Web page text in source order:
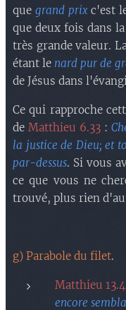
que grand prixc'est
que deux fois dans
très grande valeur.
étant le nard pur de
de Jésus dans
Ce qui rapproche
de Matthieu 6.33:
la justice de Dieu; et
par-dessus. Si vous
ce que vous ne
trouvé, plus rien
g) Parabole du filet.
Matthieu
encore